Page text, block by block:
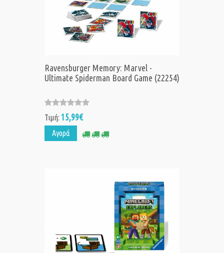
Ravensburger Memory: Marvel -
Ultimate Spiderman Board Game (22254)
Τιμή: 15,99€
Αγορά